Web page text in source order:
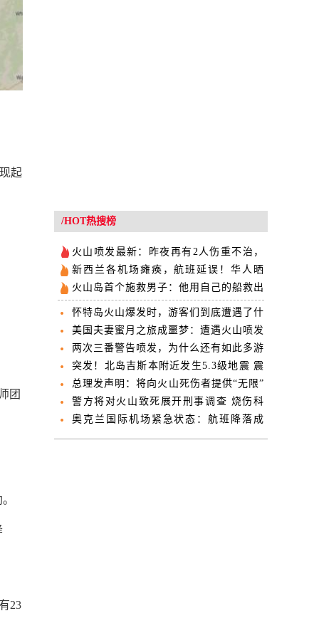
起
团
23
/HOT热搜榜
火山喷发最新：昨夜再有2人伤重不治，
死亡人数增至8人
新西兰各机场瘫痪，航班延误！华人晒
“全手写登机牌”
火山岛首个施救男子：他用自己的船救出
几十人
怀特岛火山爆发时，游客们到底遭遇了什
么？
美国夫妻蜜月之旅成噩梦：遭遇火山喷发
全身大面积烧伤
两次三番警告喷发，为什么还有如此多游
客上岛？
突发！北岛吉斯本附近发生5.3级地震 震
感强烈
总理发声明：将向火山死伤者提供“无限”
帮助
警方将对火山致死展开刑事调查 烧伤科
满负荷运转
奥克兰国际机场紧急状态：航班降落成
功，乘客安全撤离